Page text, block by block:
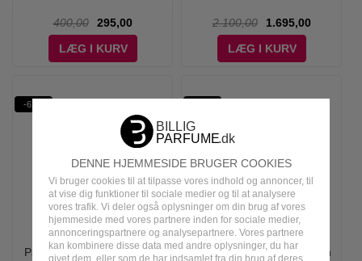
DENNE HJEMMESIDE BRUGER COOKIES
Vi bruger cookies til at tilpasse vores indhold og annoncer, til
at vise dig funktioner til sociale medier og til at analysere
vores trafik. Vi deler også oplysninger om din brug af vores
hjemmeside med vores partnere inden for sociale medier,
annonceringspartnere og analysepartnere. Vores partnere
kan kombinere disse data med andre oplysninger, du har
givet dem, eller som de har indsamlet fra din brug af deres
400,00
295,00
LÆG I KURV
2.100,00
1.695,00
LÆG I KURV
-62%
Paris Corner - Emir Valar A Prada - Luna Rossa Ocean